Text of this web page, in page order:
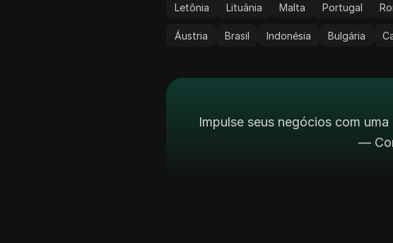
Letônia Lituânia Malta Portugal
Áustria Brasil Indonésia Bulgária
Impulse seus negócios com
—